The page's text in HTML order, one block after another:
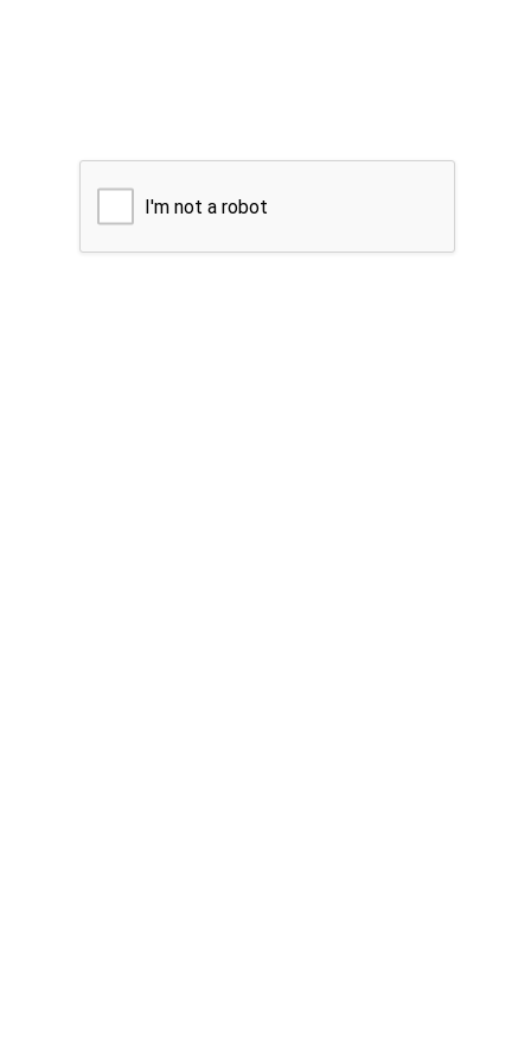
I'm not a robot